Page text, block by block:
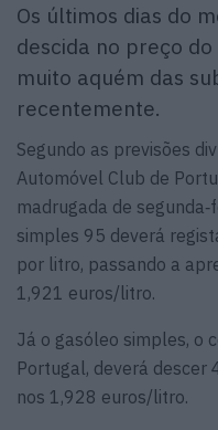
Os últimos dias do
descida no preço
muito aquém das
recentemente.
Segundo as previsões
Automóvel Club de
madrugada de
simples 95 deverá
por litro, passando a
1,921 euros/litro.
Já o gasóleo simples, o
Portugal, deverá descer
nos 1,928 euros/litro.